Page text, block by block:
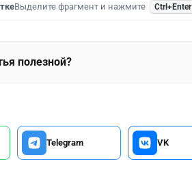
Выделите фрагмент и нажмите Ctrl+Enter
полезной?
Telegram VK